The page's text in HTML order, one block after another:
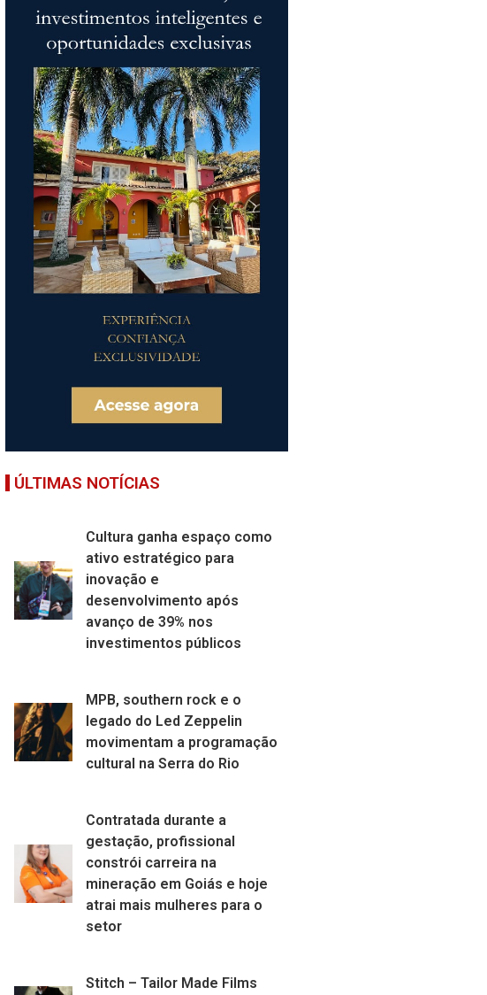
ÚLTIMAS NOTÍCIAS
Cultura ganha espaço como
ativo estratégico para
inovação e
desenvolvimento após
avanço de 39% nos
investimentos públicos
MPB, southern rock e o
legado do Led Zeppelin
movimentam a programação
cultural na Serra do Rio
Contratada durante a
gestação, profissional
constrói carreira na
mineração em Goiás e hoje
atrai mais mulheres para o
setor
Stitch – Tailor Made Films